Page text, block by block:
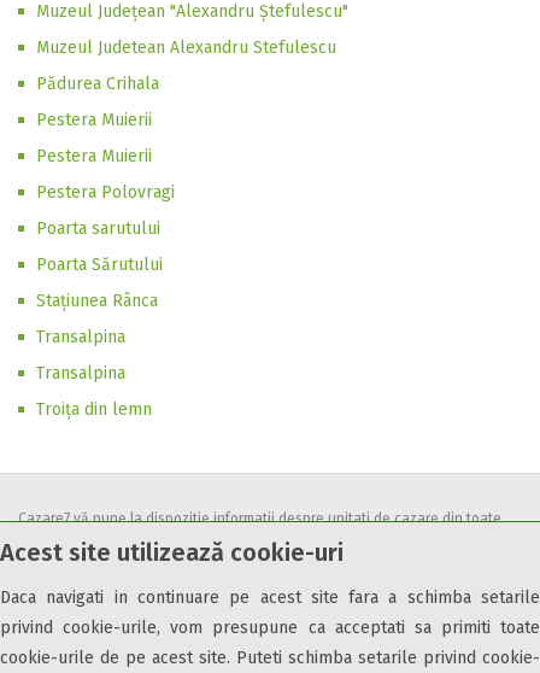
Acest site utilizează cookie-uri
Daca navigati in continuare pe acest site fara a schimba setarile
privind cookie-urile, vom presupune ca acceptati sa primiti toate
cookie-urile de pe acest site. Puteti schimba setarile privind cookie-
Muzeul Județean "Alexandru Ștefulescu"
Muzeul Judetean Alexandru Stefulescu
Pădurea Crihala
Pestera Muierii
Pestera Muierii
Pestera Polovragi
Poarta sarutului
Poarta Sărutului
Staţiunea Rânca
Transalpina
Transalpina
Troiţa din lemn
Cazare7 vă pune la dispozitie informatii despre unitati de cazare din toate
zonele turistice, oferte speciale, rezervari online.
condițiile